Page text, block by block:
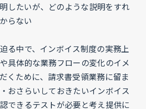
したいが、どのような説明をすれ
らない
る中で、インボイス制度の実務上
具体的な業務フローの変化のイメ
くために、請求書受領業務に留ま
おさらいしておきたいインボイス
できるテストが必要と考え提供に